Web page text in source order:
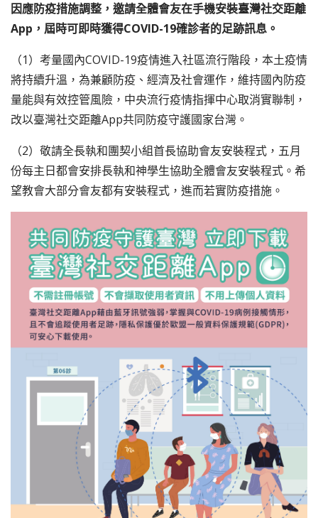
因應防疫措施調整，邀請全體會友在手機安裝臺灣社交距離
App，屆時可即時獲得COVID-19確診者的足跡訊息。
（1）考量國內COVID-19疫情進入社區流行階段，本土疫情
將持續升溫，為兼顧防疫、經濟及社會運作，維持國內防疫
量能與有效控管風險，中央流行疫情指揮中心取消實聯制，
改以臺灣社交距離App共同防疫守護國家台灣。
（2）敬請全長執和團契小組首長協助會友安裝程式，五月
份每主日都會安排長執和神學生協助全體會友安裝程式。希
望教會大部分會友都有安裝程式，進而若實防疫措施。